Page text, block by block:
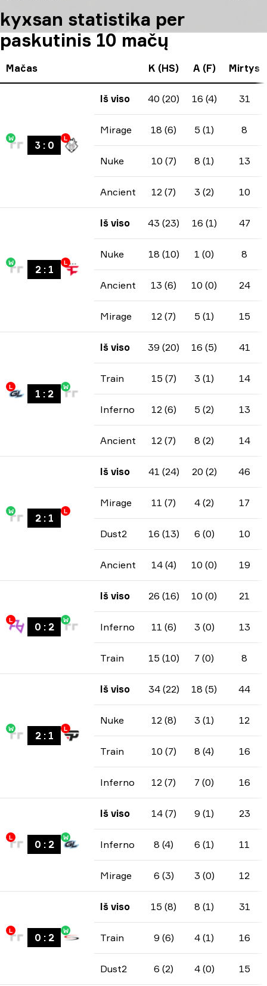
kyxsan statistika per
paskutinis 10 mačų
Mačas K (HS) A (F) Mirtys
W
3: 0
L
Iš viso 40 (20) 16 (4) 31
Mirage 18 (6) 5 (1) 8
Nuke 10 (7) 8 (1) 13
Ancient 12 (7) 3 (2) 10
W
2: 1
L
Iš viso 43 (23) 16 (1) 47
Nuke 18 (10) 1 (0) 8
Ancient 13 (6) 10 (0) 24
Mirage 12 (7) 5 (1) 15
L
1 : 2
W
Iš viso 39 (20) 16 (5) 41
Train 15 (7) 3 (1) 14
Inferno 12 (6) 5 (2) 13
Ancient 12 (7) 8 (2) 14
W
2: 1
L
Iš viso 41 (24) 20 (2) 46
Mirage 11 (7) 4 (2) 17
Dust2 16 (13) 6 (0) 10
Ancient 14 (4) 10 (0) 19
L
0 : 2
W
Iš viso 26 (16) 10 (0) 21
Inferno 11 (6) 3 (0) 13
Train 15 (10) 7 (0) 8
W
2: 1
L
Iš viso 34 (22) 18 (5) 44
Nuke 12 (8) 3 (1) 12
Train 10 (7) 8 (4) 16
Inferno 12 (7) 7 (0) 16
L
0 : 2
W
Iš viso 14 (7) 9 (1) 23
Inferno 8 (4) 6 (1) 11
Mirage 6 (3) 3 (0) 12
L
0 : 2
W
Iš viso 15 (8) 8 (1) 31
Train 9 (6) 4 (1) 16
Dust2 6 (2) 4 (0) 15